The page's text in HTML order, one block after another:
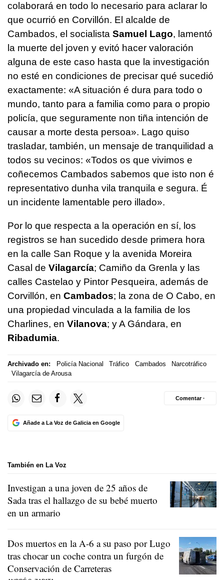
colaborará en todo lo necesario para aclarar lo
que ocurrió en Corvillón. El alcalde de
Cambados, el socialista Samuel Lago, lamentó
la muerte del joven y evitó hacer valoración
alguna de este caso hasta que la investigación
no esté en condiciones de precisar qué sucedió
exactamente: «A situación é dura para todo o
mundo, tanto para a familia como para o propio
policía, que seguramente non tiña intención de
causar a morte desta persoa». Lago quiso
trasladar, también, un mensaje de tranquilidad a
todos su vecinos: «Todos os que vivimos e
coñecemos Cambados sabemos que isto non é
representativo dunha vila tranquila e segura. É
un incidente lamentable pero illado».
Por lo que respecta a la operación en sí, los
registros se han sucedido desde primera hora
en la calle San Roque y la avenida Moreira
Casal de Vilagarcía; Camiño da Grenla y las
calles Castelao y Pintor Pesqueira, además de
Corvillón, en Cambados; la zona de O Cabo, en
una propiedad vinculada a la familia de los
Charlines, en Vilanova; y A Gándara, en
Ribadumia.
Archivado en: Policía Nacional Tráfico Cambados
Narcotráfico
Vilagarcía de Arousa
Añade a La Voz de Galicia en Google
Comentar ·
También en La Voz
Investigan a una joven de 25 años de
Sada tras el hallazgo de su bebé muerto
en un armario
Dos muertos en la A-6 a su paso por Lugo
tras chocar un coche contra un furgón de
Conservación de Carreteras